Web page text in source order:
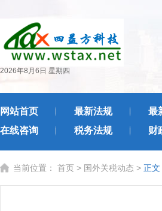
2026年8月6日 星期四
网站首页 最新法规 最
在线咨询
税务法规 财
当前位置： 首页 > 国外关税动态 > 正文